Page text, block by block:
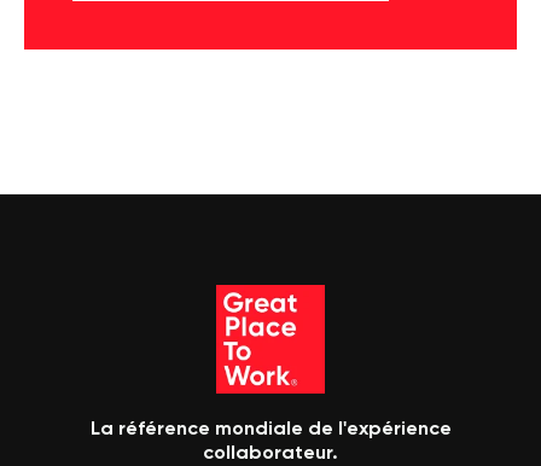
La référence mondiale de l'expérience
collaborateur.